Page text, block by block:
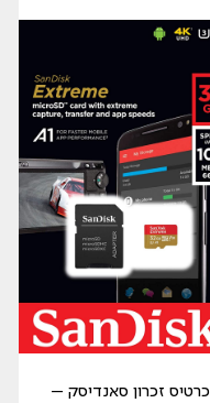
כרטיס זכרון סאנדיסק –